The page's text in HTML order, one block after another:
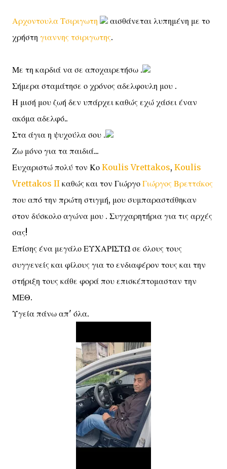
Αρχοντουλα Τσιριγωτη
αισθάνεται λυπημένη με το
χρήστη γιαννης τσιριγωτης.
Με τη καρδιά να σε αποχαιρετήσω .
Σήμερα σταμάτησε ο χρόνος αδελφουλη μου .
Η μισή μου ζωή δεν υπάρχει καθώς εχώ χάσει έναν
ακόμα αδελφό..
Στα άγια η ψυχούλα σου .
Ζω μόνο για τα παιδιά...
Ευχαριστώ πολύ τον Κο Koulis Vrettakos, Koulis
Vrettakos II καθώς και τον Γιώργο Γιώργος Βρεττάκος
που από την πρώτη στιγμή, μου συμπαραστάθηκαν
στον δύσκολο αγώνα μου . Συγχαρητήρια για τις αρχές
σας!
Επίσης ένα μεγάλο ΕΥΧΑΡΙΣΤΏ σε όλους τους
συγγενείς και φίλους για το ενδιαφέρον τους και την
στήριξη τους κάθε φορά που επισκέπτομασταν την
ΜΕΘ.
Υγεία πάνω απ' όλα.